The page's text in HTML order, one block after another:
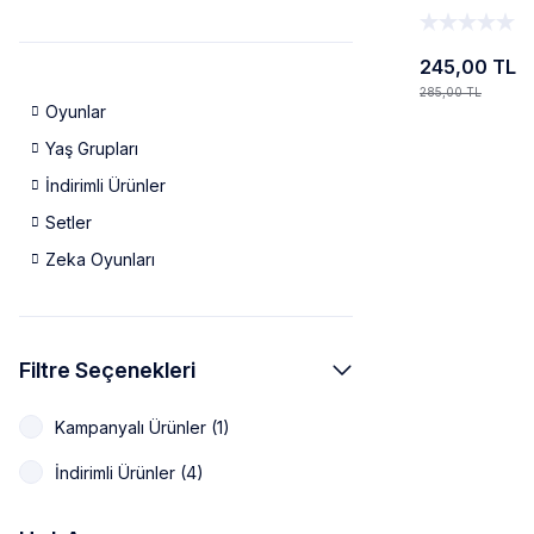
Oyunlar
Yaş Grupları
İndirimli Ürünler
Setler
Zeka Oyunları
Filtre Seçenekleri
Kampanyalı Ürünler (1)
İndirimli Ürünler (4)
245,00 TL
285,00 TL